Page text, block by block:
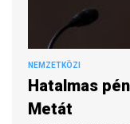
NEMZETKÖZI
Hatalmas
Metát